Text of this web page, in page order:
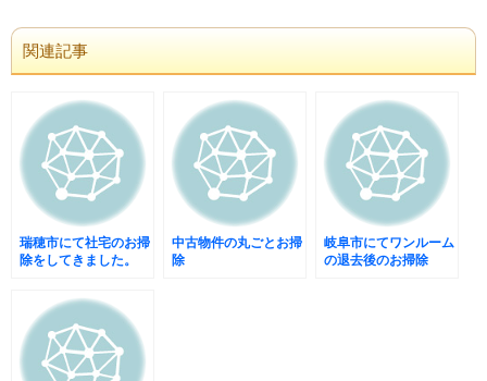
関連記事
瑞穂市にて社宅のお掃
除をしてきました。
中古物件の丸ごとお掃
除
岐阜市にてワンルーム
の退去後のお掃除